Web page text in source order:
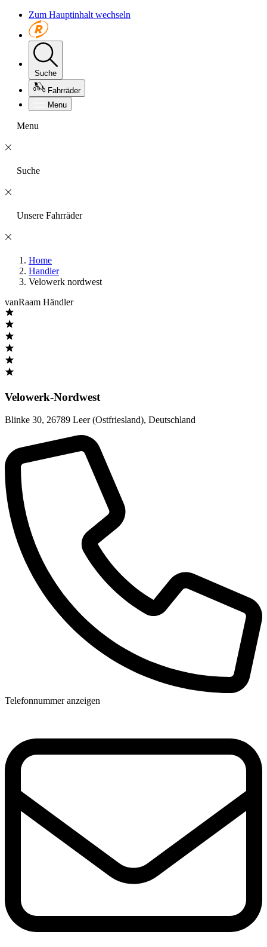
Zum Hauptinhalt wechseln
Suche
Fahrräder
Menu
Menu
Suche
Unsere Fahrräder
Home
Handler
Velowerk nordwest
vanRaam Händler
Velowerk-Nordwest
Blinke 30, 26789 Leer (Ostfriesland), Deutschland
Telefonnummer anzeigen